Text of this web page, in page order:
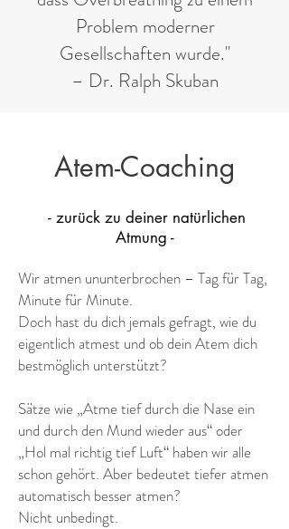
Problem moderner
Gesellschaften wurde."
– Dr. Ralph Skuban
Atem-Coaching
- zurück zu deiner natürlichen
Atmung -
Wir atmen ununterbrochen – Tag für Tag,
Minute für Minute.
Doch hast du dich jemals gefragt, wie du
eigentlich atmest und ob dein Atem dich
bestmöglich unterstützt?
Sätze wie „Atme tief durch die Nase ein
und durch den Mund wieder aus“ oder
„Hol mal richtig tief Luft“ haben wir alle
schon gehört. Aber bedeutet tiefer atmen
automatisch besser atmen?
Nicht unbedingt.